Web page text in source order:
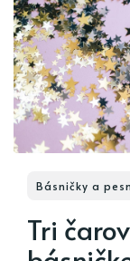
Básničky a
Tri